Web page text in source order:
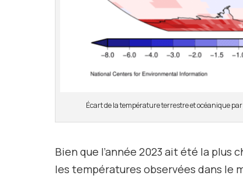
Écart de la température terrestre et océanique
Bien que l’année 2023 ait été la plus
les températures observées dans le